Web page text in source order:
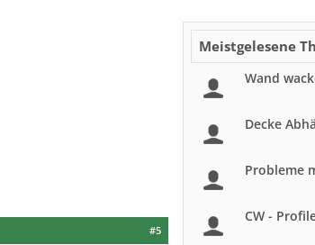
#5
Meistgelesene
Wand
Decke
Probleme
CW -